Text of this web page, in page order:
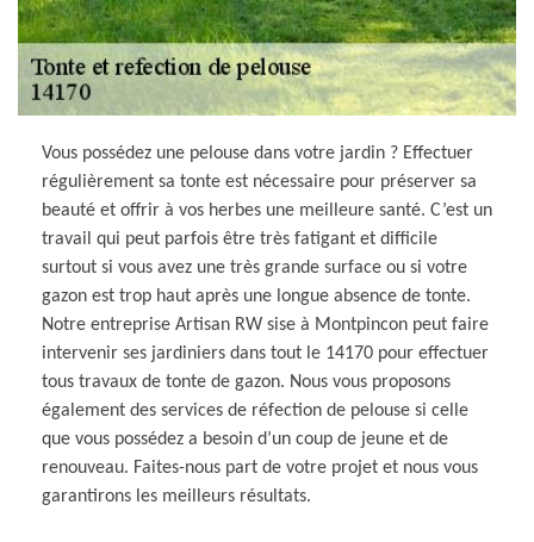
Vous possédez une pelouse dans votre jardin ? Effectuer
régulièrement sa tonte est nécessaire pour préserver sa
beauté et offrir à vos herbes une meilleure santé. C’est un
travail qui peut parfois être très fatigant et difficile
surtout si vous avez une très grande surface ou si votre
gazon est trop haut après une longue absence de tonte.
Notre entreprise Artisan RW sise à Montpincon peut faire
intervenir ses jardiniers dans tout le 14170 pour effectuer
tous travaux de tonte de gazon. Nous vous proposons
également des services de réfection de pelouse si celle
que vous possédez a besoin d’un coup de jeune et de
renouveau. Faites-nous part de votre projet et nous vous
garantirons les meilleurs résultats.